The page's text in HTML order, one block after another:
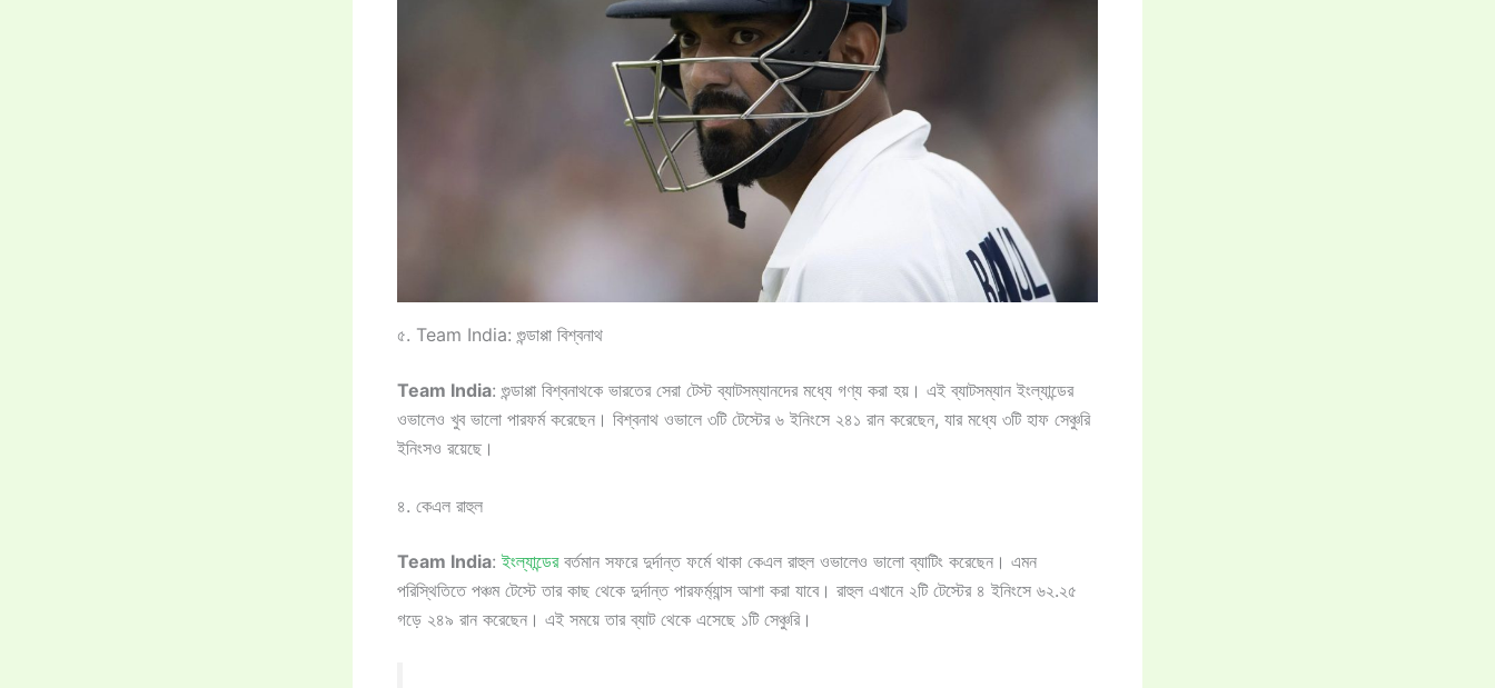
৫. Team India: গুন্ডাপ্পা বিশ্বনাথ
Team India: গুন্ডাপ্পা বিশ্বনাথকে ভারতের সেরা টেস্ট ব্যাটসম্যানদের মধ্যে গণ্য করা হয়। এই ব্যাটসম্যান ইংল্যান্ডের
ওভালেও খুব ভালো পারফর্ম করেছেন। বিশ্বনাথ ওভালে ৩টি টেস্টের ৬ ইনিংসে ২৪১ রান করেছেন, যার মধ্যে ৩টি হাফ সেঞ্চুরি
ইনিংসও রয়েছে।
৪. কেএল রাহুল
Team India:ইংল্যান্ডের বর্তমান সফরে দুর্দান্ত ফর্মে থাকা কেএল রাহুল ওভালেও ভালো ব্যাটিং করেছেন। এমন
পরিস্থিতিতে পঞ্চম টেস্টে তার কাছ থেকে দুর্দান্ত পারফর্ম্যান্স আশা করা যাবে। রাহুল এখানে ২টি টেস্টের ৪ ইনিংসে ৬২.২৫
গড়ে ২৪৯ রান করেছেন। এই সময়ে তার ব্যাট থেকে এসেছে ১টি সেঞ্চুরি।